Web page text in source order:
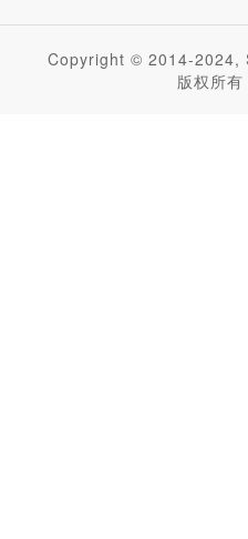
Copyright © 2014-2024,
版权所